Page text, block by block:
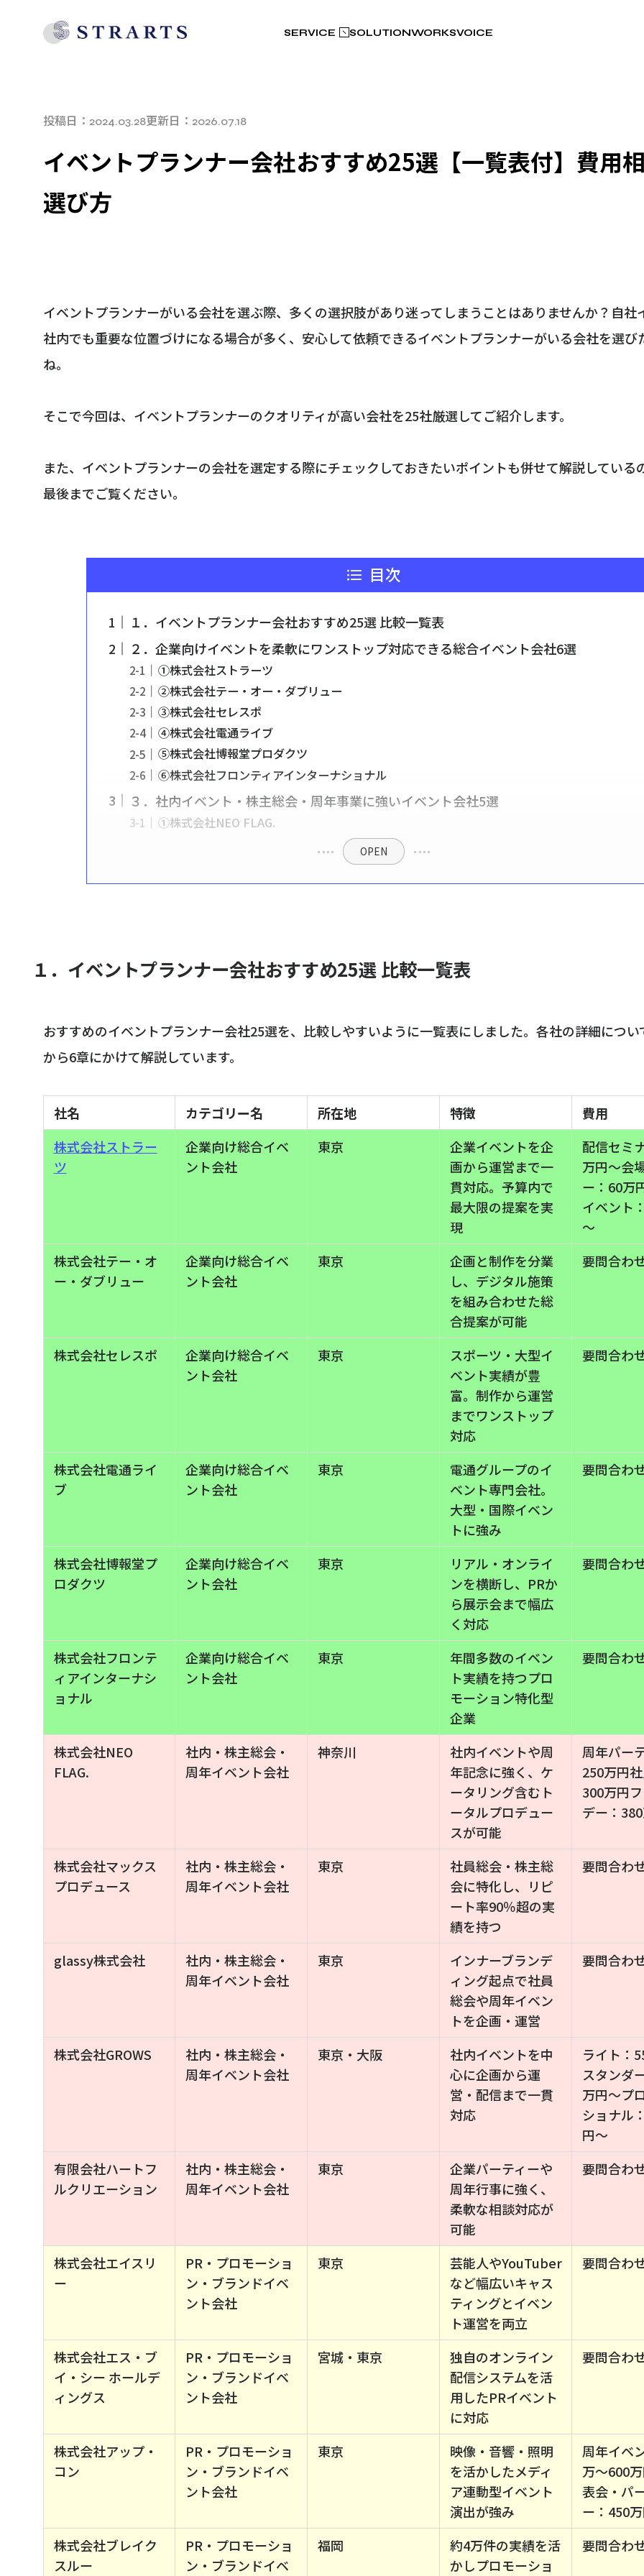
SERVICE SOLUTIONWORKSVOICE
投稿日： 2024.03.28更新日： 2026.07.18
イベントプランナー会社おすすめ25選【一覧表付】費用
選び方
イベントプランナーがいる会社を選ぶ際、多くの選択肢があり迷ってしまうことはありませんか？自社
社内でも重要な位置づけになる場合が多く、安心して依頼できるイベントプランナーがいる会社を選び
ね。
そこで今回は、イベントプランナーのクオリティが高い会社を25社厳選してご紹介します。
また、イベントプランナーの会社を選定する際にチェックしておきたいポイントも併せて解説している
最後までご覧ください。
目次
１．イベントプランナー会社おすすめ25選 比較一覧表
２．企業向けイベントを柔軟にワンストップ対応できる総合イベント会社6選
①株式会社ストラーツ
②株式会社テー・オー・ダブリュー
③株式会社セレスポ
④株式会社電通ライブ
⑤株式会社博報堂プロダクツ
⑥株式会社フロンティアインターナショナル
３．社内イベント・株主総会・周年事業に強いイベント会社5選
①株式会社NEO FLAG.
OPEN
１．イベントプランナー会社おすすめ25選比較一覧表
おすすめのイベントプランナー会社25選を、比較しやすいように一覧表にしました。各社の詳細につい
から6章にかけて解説しています。
社名 カテゴリー名 所在地 特徴
費用
株式会社ストラー
ツ
企業向け総合イベ
ント会社
東京
企業イベントを企
画から運営まで一
貫対応。予算内で
最大限の提案を実
現
配信セミ
万円～会
ー：60万
イベント
～
株式会社テー・オ
ー・ダブリュー
企業向け総合イベ
ント会社
東京
企画と制作を分業
し、デジタル施策
を組み合わせた総
合提案が可能
要問合わ
株式会社セレスポ
企業向け総合イベ
ント会社
東京
スポーツ・大型イ
ベント実績が豊
富。制作から運営
までワンストップ
対応
要問合わ
株式会社電通ライ
ブ
企業向け総合イベ
ント会社
東京
電通グループのイ
ベント専門会社。
大型・国際イベン
トに強み
要問合わ
株式会社博報堂プ
ロダクツ
企業向け総合イベ
ント会社
東京
リアル・オンライ
ンを横断し、PRか
ら展示会まで幅広
く対応
要問合わ
株式会社フロンテ
ィアインターナシ
ョナル
企業向け総合イベ
ント会社
東京
年間多数のイベン
ト実績を持つプロ
モーション特化型
企業
要問合わ
株式会社NEO
FLAG.
社内・株主総会・
周年イベント会社
神奈川
社内イベントや周
年記念に強く、ケ
ータリング含むト
ータルプロデュー
スが可能
周年パー
250万円
300万円
デー：
株式会社マックス
プロデュース
社内・株主総会・
周年イベント会社
東京
社員総会・株主総
会に特化し、リピ
ート率90％超の実
績を持つ
要問合わ
glassy株式会社
社内・株主総会・
周年イベント会社
東京
インナーブランデ
ィング起点で社員
総会や周年イベン
トを企画・運営
要問合わ
株式会社GROWS
社内・株主総会・
周年イベント会社
東京・大阪
社内イベントを中
心に企画から運
営・配信まで一貫
対応
ライト：
スタンダ
万円〜プ
ショナル
円〜
有限会社ハートフ
ルクリエーション
社内・株主総会・
周年イベント会社
東京
企業パーティーや
周年行事に強く、
柔軟な相談対応が
可能
要問合わ
株式会社エイスリ
ー
PR・プロモーショ
ン・ブランドイベ
ント会社
東京
芸能人やYouTuber
など幅広いキャス
ティングとイベン
ト運営を両立
要問合わ
株式会社エス・ブ
イ・シー ホールデ
ィングス
PR・プロモーショ
ン・ブランドイベ
ント会社
宮城・東京
独自のオンライン
配信システムを活
用したPRイベント
に対応
要問合わ
株式会社アップ・
コン
PR・プロモーショ
ン・ブランドイベ
ント会社
東京
映像・音響・照明
を活かしたメディ
ア連動型イベント
演出が強み
周年イベ
万～600
表会・パ
ー：450
株式会社ブレイク
スルー
PR・プロモーショ
ン・ブランドイベ
福岡
約4万件の実績を活
かしプロモーショ
要問合わ